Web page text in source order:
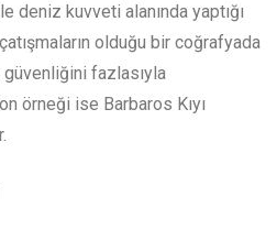
deniz kuvveti alanında yaptığı
olduğu bir coğrafyada
fazlasıyla
örneği ise Barbaros Kıyı